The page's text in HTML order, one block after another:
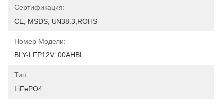
Сертификация:
CE, MSDS, UN38.3,ROHS
Номер Модели:
BLY-LFP12V100AHBL
Тип:
LiFePO4